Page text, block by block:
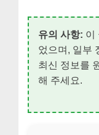
유의 사항: 이
었으며, 일부
최신 정보를
해 주세요.